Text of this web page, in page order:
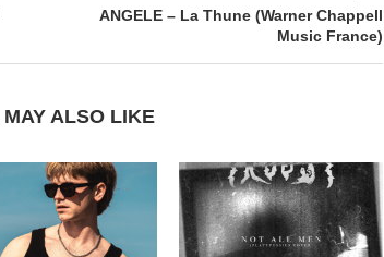
ANGELE – La Thune (Warner Chappell
Music France)
MAY ALSO LIKE